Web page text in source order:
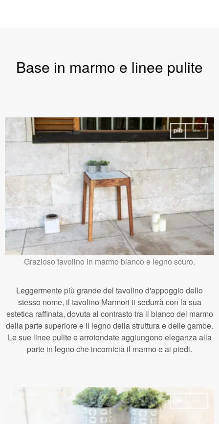
Base in marmo e linee pulite
Grazioso tavolino in marmo bianco e legno scuro.
Leggermente più grande del tavolino d'appoggio dello
stesso nome, il tavolino Marmori ti sedurrà con la sua
estetica raffinata, dovuta al contrasto tra il bianco del marmo
della parte superiore e il legno della struttura e delle gambe.
Le sue linee pulite e arrotondate aggiungono eleganza alla
parte in legno che incornicia il marmo e ai piedi.